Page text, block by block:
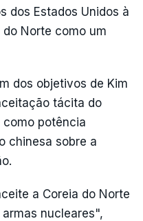
dos Estados Unidos à
Norte como um
dos objetivos de Kim
tácita do
potência
chinesa sobre a
a Coreia do Norte
nucleares",